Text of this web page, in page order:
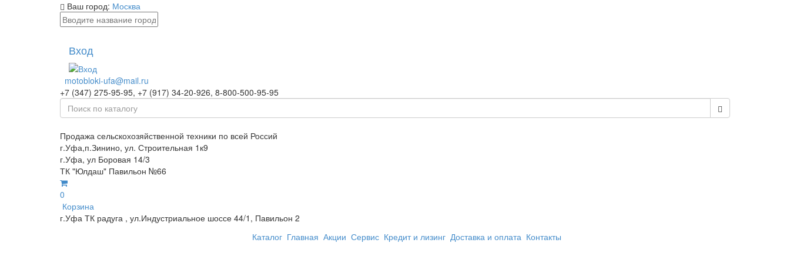
Ваш город: Москва
Вход
motobloki-ufa@mail.ru
+7 (347) 275-95-95, +7 (917) 34-20-926, 8-800-500-95-95
Продажа сельскохозяйственной техники по всей Россий
г.Уфа,п.Зинино, ул. Строительная 1к9
г.Уфа, ул Боровая 14/3
ТК "Юлдаш" Павильон №66
0
Корзина
г.Уфа ТК радуга , ул.Индустриальное шоссе 44/1, Павильон 2
Каталог Главная Акции Сервис Кредит и лизинг Доставка и оплата Контакты